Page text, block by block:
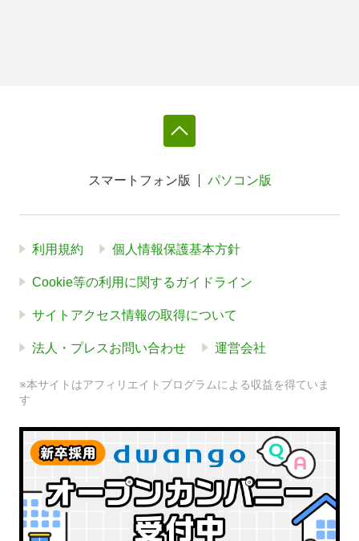
スマートフォン版 パソコン版
利用規約 個人情報保護基本方針
Cookie等の利用に関するガイドライン
サイトアクセス情報の取得について
法人・プレスお問い合わせ 運営会社
※本サイトはアフィリエイトプログラムによる収益を得ていま
す